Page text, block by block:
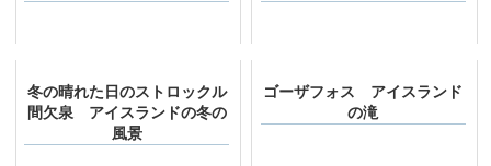
冬の晴れた日のストロックル
間欠泉 アイスランドの冬の
風景
ゴーザフォス アイスランド
の滝